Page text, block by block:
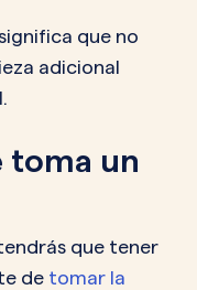
que no
adicional
toma un
que tener
de tomar la